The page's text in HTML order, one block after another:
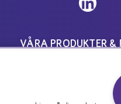
VÅRA PRODUKTER &
medicinska ändamål